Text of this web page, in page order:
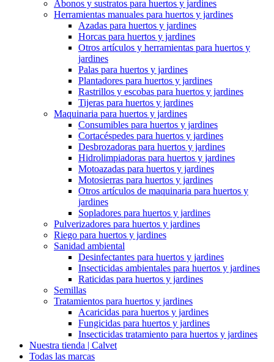
Abonos y sustratos para huertos y jardines
Herramientas manuales para huertos y jardines
Azadas para huertos y jardines
Horcas para huertos y jardines
Otros artículos y herramientas para huertos y
jardines
Palas para huertos y jardines
Plantadores para huertos y jardines
Rastrillos y escobas para huertos y jardines
Tijeras para huertos y jardines
Maquinaria para huertos y jardines
Consumibles para huertos y jardines
Cortacéspedes para huertos y jardines
Desbrozadoras para huertos y jardines
Hidrolimpiadoras para huertos y jardines
Motoazadas para huertos y jardines
Motosierras para huertos y jardines
Otros artículos de maquinaria para huertos y
jardines
Sopladores para huertos y jardines
Pulverizadores para huertos y jardines
Riego para huertos y jardines
Sanidad ambiental
Desinfectantes para huertos y jardines
Insecticidas ambientales para huertos y jardines
Raticidas para huertos y jardines
Semillas
Tratamientos para huertos y jardines
Acaricidas para huertos y jardines
Fungicidas para huertos y jardines
Insecticidas tratamiento para huertos y jardines
Nuestra tienda | Calvet
Todas las marcas